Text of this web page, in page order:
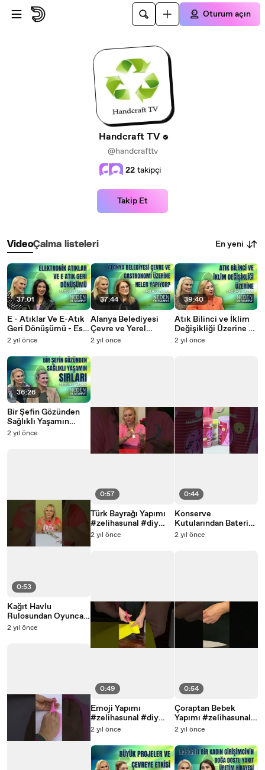
Ana içeriğe atla
Oturum açın
Handcraft TV
@handcrafttv
22 takipçi
Takip Et
VideoÇalma listeleri En yeni
37:01
E - Atıklar Ve E-Atık
Geri Dönüşümü - Esra
Eken Tosunoğlu I
Neden Olmasın
2 yıl önce
36:26
Bir Şefin Gözünden
Sağlıklı Yaşamın
Sırları - Yeşim Kaya I
2 yıl önce
0:53
Kağıt Havlu
Rulosundan Oyuncak
Yapımı #zelihasunal
2 yıl önce
37:44
Alanya Belediyesi
Çevre ve Yerel
Gastronomi Üzerine
2 yıl önce
0:57
Türk Bayrağı Yapımı
#zelihasunal #diy
#shorts
2 yıl önce
0:49
Emoji Yapımı
#zelihasunal #diy
#shorts
2 yıl önce
39:40
Atık Bilinci ve İklim
Değişikliği Üzerine -
Aynur Acar I Zeliha
2 yıl önce
0:44
Konserve
Kutularından Bateri
Yapımı #zelihasunal
2 yıl önce
0:54
Çoraptan Bebek
Yapımı #zelihasunal
#diy #shorts
2 yıl önce